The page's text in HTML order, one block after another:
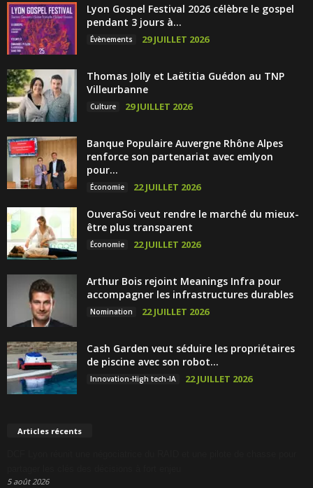
Lyon Gospel Festival 2026 célèbre le gospel
pendant 3 jours à...
Évènements 29 JUILLET 2026
Thomas Jolly et Laëtitia Guédon au TNP
Villeurbanne
Culture 29 JUILLET 2026
Banque Populaire Auvergne Rhône Alpes
renforce son partenariat avec emlyon
pour...
Économie 22 JUILLET 2026
OuveraSoi veut rendre le marché du mieux-
être plus transparent
Économie 22 JUILLET 2026
Arthur Bois rejoint Meanings Infra pour
accompagner les infrastructures durables
Nomination 22 JUILLET 2026
Cash Garden veut séduire les propriétaires
de piscine avec son robot...
Innovation-High tech-IA 22 JUILLET 2026
Articles récents
5 août 2026